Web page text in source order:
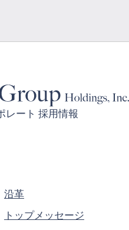
レート 採用情報
沿革
トップメッセージ